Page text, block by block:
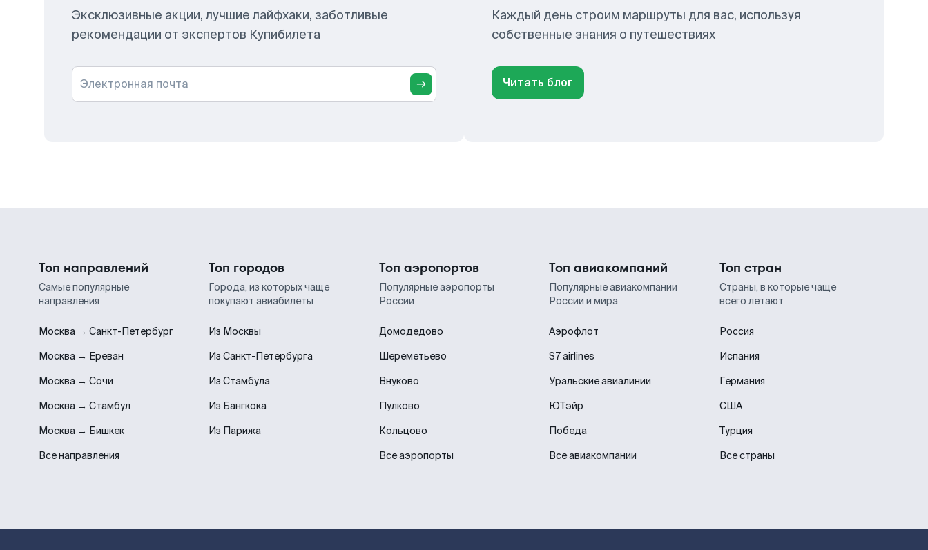
Эксклюзивные акции, лучшие лайфхаки, заботливые
рекомендации от экспертов Купибилета
Электронная почта
Каждый день строим маршруты для вас, используя
собственные знания о путешествиях
Читать блог
Топ направлений
Самые популярные
направления
Москва → Санкт-Петербург
Москва → Ереван
Москва → Сочи
Москва → Стамбул
Москва → Бишкек
Все направления
Топ городов
Города, из которых чаще
покупают авиабилеты
Из Москвы
Из Санкт-Петербурга
Из Стамбула
Из Бангкока
Из Парижа
Топ аэропортов
Популярные аэропорты
России
Домодедово
Шереметьево
Внуково
Пулково
Кольцово
Все аэропорты
Топ авиакомпаний
Популярные авиакомпании
России и мира
Аэрофлот
S7 airlines
Уральские авиалинии
ЮТэйр
Победа
Все авиакомпании
Топ стран
Страны, в которые чаще
всего летают
Россия
Испания
Германия
США
Турция
Все страны